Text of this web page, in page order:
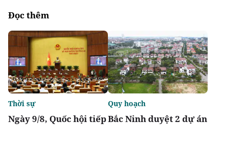
Đọc thêm
Ngày 9/8, Quốc hội tiếp
Thời sự
Bắc Ninh duyệt 2 dự án
Quy hoạch